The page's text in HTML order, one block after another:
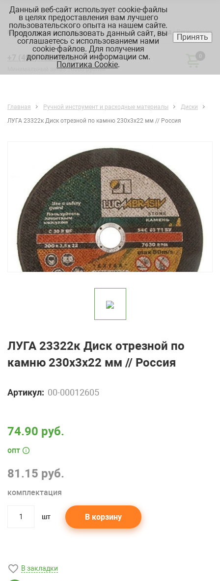
Вход Регистрация
Москва:склад, офис, график
+7 (495) 182-88-22
Минимальный заказ 10000 рублей
0
Главная Ручной инструмент и расходные материалы
Диски
ЛУГА 23322к Диск отрезной по камню 230х3х22 мм // Россия
ЛУГА 23322к Диск отрезной по
камню 230х3х22 мм // Россия
Артикул: 00-00012605
опт
74.90 руб.
комплектация
81.15 руб.
quantity
шт В корзину
В закладки
Данный веб-сайт использует cookie-файлы
в целях предоставления вам лучшего
пользовательского опыта на нашем сайте.
Продолжая использовать данный сайт, вы
соглашаетесь с использованием нами
cookie-файлов. Для получения
дополнительной информации см.
Политика Cookie.
Принять